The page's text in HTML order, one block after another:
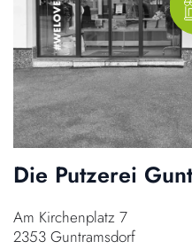
Die Putzerei
Am Kirchenplatz 7
2353 Guntramsdorf